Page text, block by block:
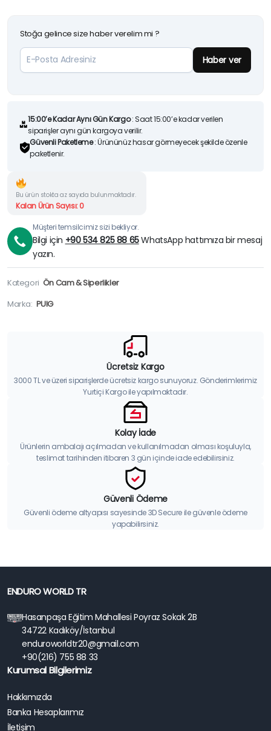
Stoğa gelince size haber verelim mi ?
Haber ver
15:00’e Kadar Aynı Gün Kargo: Saat 15:00’e kadar verilen
siparişler aynı gün kargoya verilir.
Güvenli Paketleme: Ürününüz hasar görmeyecek şekilde özenle
paketlenir.
Bu ürün stokta az sayıda bulunmaktadır.
Kalan Ürün Sayısı: 0
Müşteri temsilcimiz sizi bekliyor.
Bilgi için +90 534 825 88 65WhatsApp hattımıza bir mesaj
yazın.
Kategori Ön Cam & Siperlikler
Marka: PUIG
Ücretsiz Kargo
3000 TL ve üzeri siparişlerde ücretsiz kargo sunuyoruz. Gönderimlerimiz
Yurtiçi Kargo ile yapılmaktadır.
Kolay İade
Ürünlerin ambalajı açılmadan ve kullanılmadan olması koşuluyla,
teslimat tarihinden itibaren 3 gün içinde iade edebilirsiniz.
Güvenli Ödeme
Güvenli ödeme altyapısı sayesinde 3D Secure ile güvenle ödeme
yapabilirsiniz.
ENDURO WORLD TR
Hasanpaşa Eğitim Mahallesi Poyraz Sokak 2B
34722 Kadıköy/İstanbul
enduroworldtr20@gmail.com
+90(216) 755 88 33
Kurumsal Bilgilerimiz
Hakkımızda
Banka Hesaplarımız
İletişim